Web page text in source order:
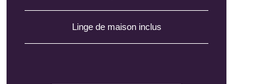
Linge de maison inclus